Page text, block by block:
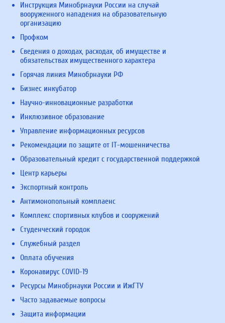
Инструкция Минобрнауки России на случай
вооруженного нападения на образовательную
организацию
Профком
Сведения о доходах, расходах, об имуществе и
обязательствах имущественного характера
Горячая линия Минобрнауки РФ
Бизнес инкубатор
Научно-инновационные разработки
Инклюзивное образование
Управление информационных ресурсов
Рекомендации по защите от IT-мошенничества
Образовательный кредит с государственной поддержкой
Центр карьеры
Экспортный контроль
Антимонопольный комплаенс
Комплекс спортивных клубов и сооружений
Студенческий городок
Служебный раздел
Оплата обучения
Коронавирус COVID-19
Ресурсы Минобрнауки России и ИжГТУ
Часто задаваемые вопросы
Защита информации